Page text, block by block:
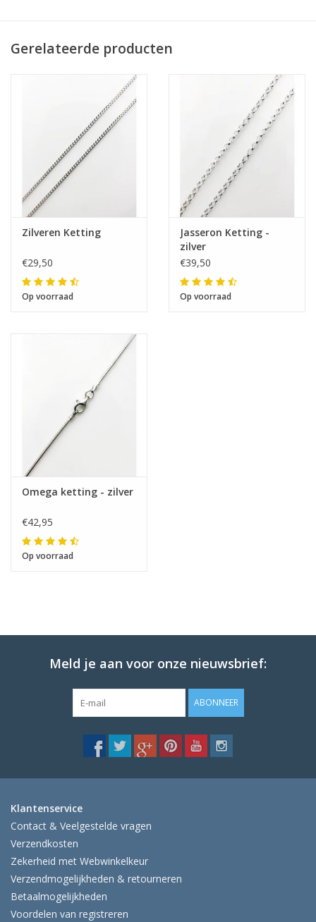
Gerelateerde producten
Zilveren Ketting
€29,50
Op voorraad
Jasseron Ketting -
zilver
€39,50
Op voorraad
Omega ketting - zilver
€42,95
Op voorraad
Meld je aan voor onze nieuwsbrief:
ABONNEER
Klantenservice
Contact & Veelgestelde vragen
Verzendkosten
Zekerheid met Webwinkelkeur
Verzendmogelijkheden & retourneren
Betaalmogelijkheden
Voordelen van registreren